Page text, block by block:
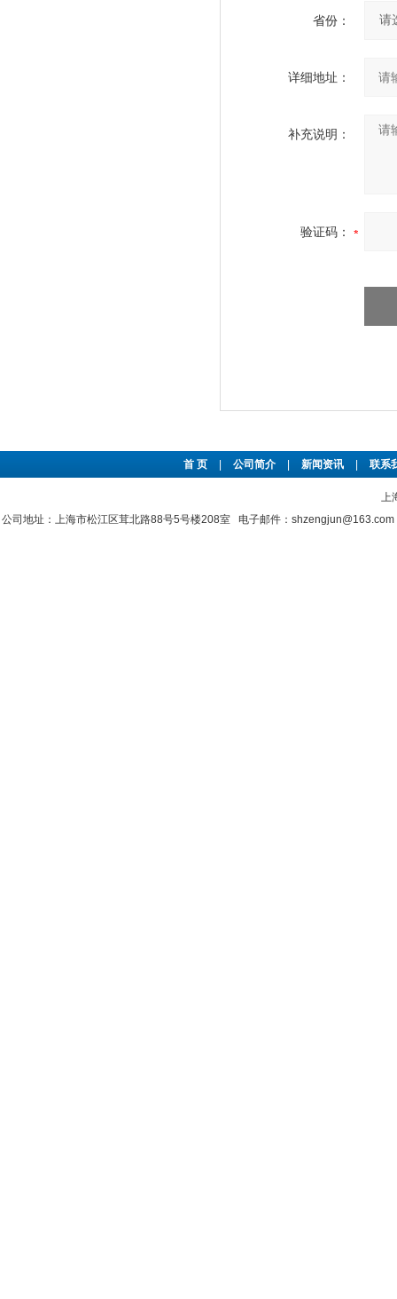
省份：
详细地址：
补充说明：
验证码：
首 页 公司简介 新闻资讯 联系
上
公司地址：上海市松江区茸北路88号5号楼208室 电子邮件：